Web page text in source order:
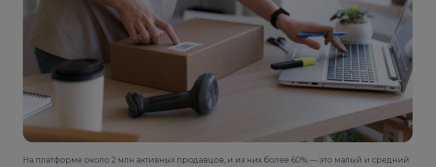
На платформе около 2 млн активных продавцов, и из них более 60% — это малый и средний